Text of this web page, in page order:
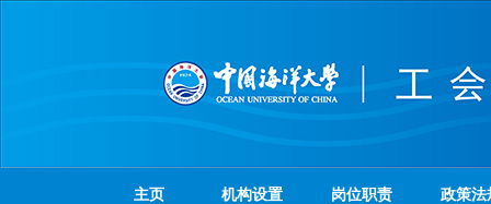
主页 机构设置 岗位职责 政策法